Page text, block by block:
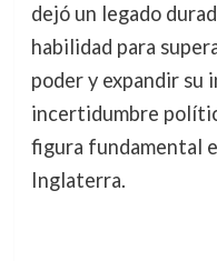
dejó un legado
habilidad para
poder y expandir su
incertidumbre
figura fundamental
Inglaterra.